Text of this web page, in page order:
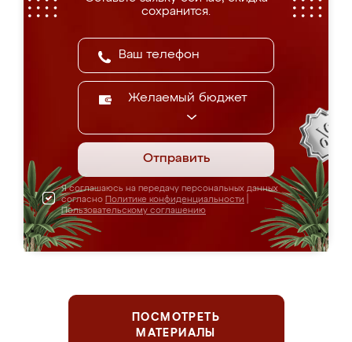
сохранится.
Желаемый бюджет
Отправить
Я соглашаюсь на передачу персональных данных
согласно Политике конфиденциальности
Пользовательскому соглашению
ПОСМОТРЕТЬ
МАТЕРИАЛЫ